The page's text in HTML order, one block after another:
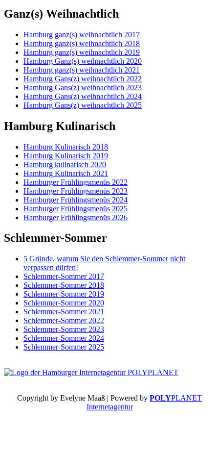
Ganz(s) Weihnachtlich
Hamburg ganz(s) weihnachtlich 2017
Hamburg ganz(s) weihnachtlich 2018
Hamburg ganz(s) weihnachtlich 2019
Hamburg Ganz(s) weihnachtlich 2020
Hamburg ganz(s) weihnachtlich 2021
Hamburg Gans(z) weihnachtlich 2022
Hamburg Gans(z) weihnachtlich 2023
Hamburg Gans(z) weihnachtlich 2024
Hamburg Gans(z) weihnachtlich 2025
Hamburg Kulinarisch
Hamburg Kulinarisch 2018
Hamburg Kulinarisch 2019
Hamburg kulinarisch 2020
Hamburg Kulinarisch 2021
Hamburger Frühlingsmenüs 2022
Hamburger Frühlingsmenüs 2023
Hamburger Frühlingsmenüs 2024
Hamburger Frühlingsmenüs 2025
Hamburger Frühlingsmenüs 2026
Schlemmer-Sommer
5 Gründe, warum Sie den Schlemmer-Sommer nicht
verpassen dürfen!
Schlemmer-Sommer 2017
Schlemmer-Sommer 2018
Schlemmer-Sommer 2019
Schlemmer-Sommer 2020
Schlemmer-Sommer 2021
Schlemmer-Sommer 2022
Schlemmer-Sommer 2023
Schlemmer-Sommer 2024
Schlemmer-Sommer 2025
Copyright by Evelyne Maaß | Powered by POLYPLANET
Internetagentur